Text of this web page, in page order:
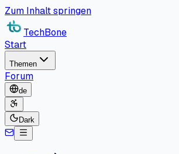
Zum Inhalt springen
TechBone
Start
Themen
Forum
de
Dark